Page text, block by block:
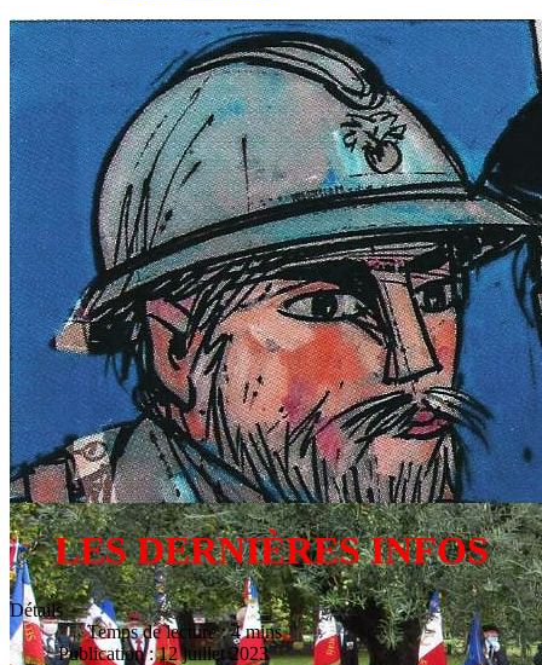
LES DERNIÈRES INFOS
Détails
Temps de lecture : 4 mins
Publication : 12 juillet 2023